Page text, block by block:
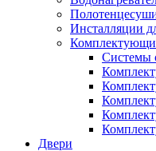
Инсталляции
Системы
Двери